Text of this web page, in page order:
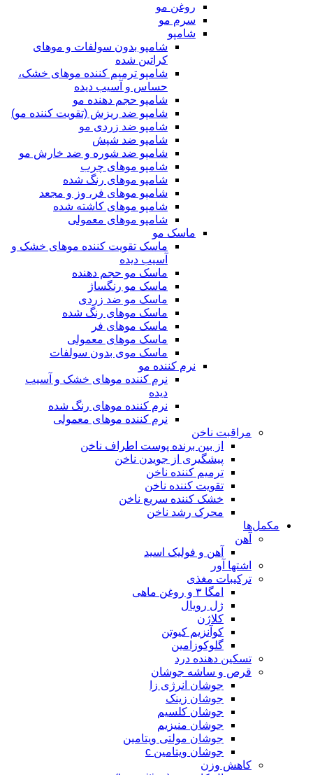
روغن مو
سرم مو
شامپو
شامپو بدون سولفات و موهای
کراتین شده
شامپو ترمیم کننده موهای خشک،
حساس و آسیب دیده
شامپو حجم دهنده مو
شامپو ضد ریزش (تقویت کننده مو)
شامپو ضد زردی مو
شامپو ضد شپش
شامپو ضد شوره و ضد خارش مو
شامپو موهای چرب
شامپو موهای رنگ شده
شامپو موهای فر، وز و مجعد
شامپو موهای کاشته شده
شامپو موهای معمولی
ماسک مو
ماسک تقویت کننده موهای خشک و
آسیب دیده
ماسک مو حجم دهنده
ماسک مو رنگساژ
ماسک مو ضد زردی
ماسک موهای رنگ شده
ماسک موهای فر
ماسک موهای معمولی
ماسک موی بدون سولفات
نرم کننده مو
نرم کننده موهای خشک و آسیب
دیده
نرم کننده موهای رنگ شده
نرم کننده موهای معمولی
مراقبت ناخن
از بین برنده پوست اطراف ناخن
پیشگیری از جویدن ناخن
ترمیم کننده ناخن
تقویت کننده ناخن
خشک کننده سریع ناخن
محرک رشد ناخن
مکمل‌ها
آهن
آهن و فولیک اسید
اشتها آور
ترکیبات مغذی
امگا ۳ و روغن ماهی
ژل رویال
کلاژن
کوآنزیم کیوتن
گلوکوزامین
تسکین دهنده درد
قرص و ساشه جوشان
جوشان انرژی زا
جوشان زینک
جوشان کلسیم
جوشان منیزیم
جوشان مولتی ویتامین
جوشان ویتامین c
کاهش وزن